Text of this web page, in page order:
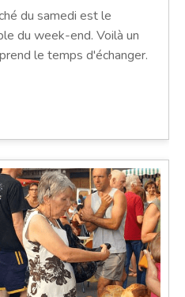
du samedi est le
du week-end. Voilà un
le temps d'échanger.